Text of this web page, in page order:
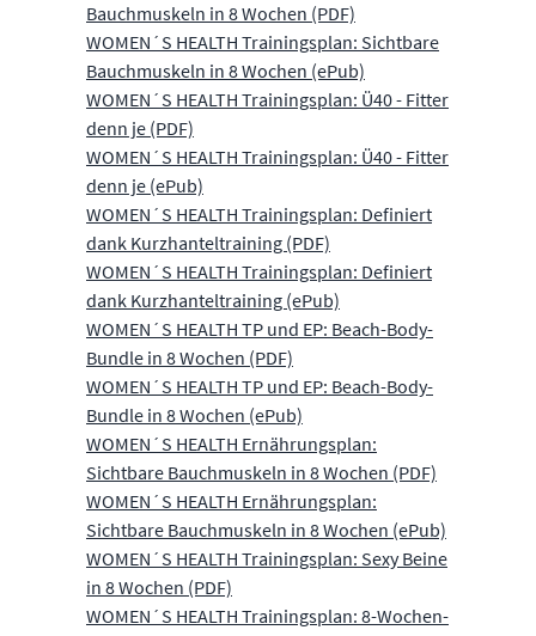
Bauchmuskeln in 8 Wochen (PDF)
WOMEN´S HEALTH Trainingsplan: Sichtbare
Bauchmuskeln in 8 Wochen (ePub)
WOMEN´S HEALTH Trainingsplan: Ü40 - Fitter
denn je (PDF)
WOMEN´S HEALTH Trainingsplan: Ü40 - Fitter
denn je (ePub)
WOMEN´S HEALTH Trainingsplan: Definiert
dank Kurzhanteltraining (PDF)
WOMEN´S HEALTH Trainingsplan: Definiert
dank Kurzhanteltraining (ePub)
WOMEN´S HEALTH TP und EP: Beach-Body-
Bundle in 8 Wochen (PDF)
WOMEN´S HEALTH TP und EP: Beach-Body-
Bundle in 8 Wochen (ePub)
WOMEN´S HEALTH Ernährungsplan:
Sichtbare Bauchmuskeln in 8 Wochen (PDF)
WOMEN´S HEALTH Ernährungsplan:
Sichtbare Bauchmuskeln in 8 Wochen (ePub)
WOMEN´S HEALTH Trainingsplan: Sexy Beine
in 8 Wochen (PDF)
WOMEN´S HEALTH Trainingsplan: 8-Wochen-